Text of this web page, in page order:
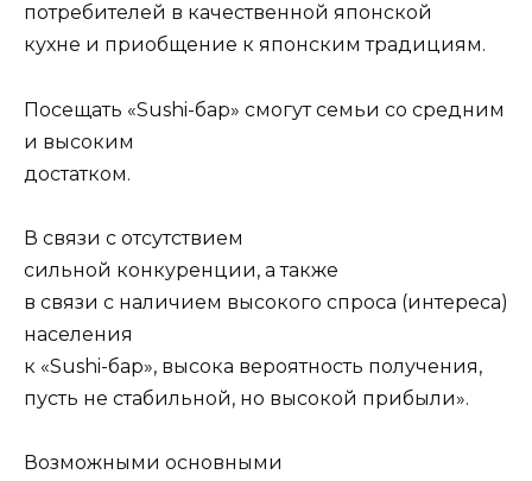
потребителей в качественной японской
кухне и приобщение к японским традициям.
Посещать «Sushi-бар» смогут семьи со средним
и высоким
достатком.
В связи с отсутствием
сильной конкуренции, а также
в связи с наличием высокого спроса (интереса)
населения
к «Sushi-бар», высока вероятность получения,
пусть не стабильной, но высокой прибыли».
Возможными основными